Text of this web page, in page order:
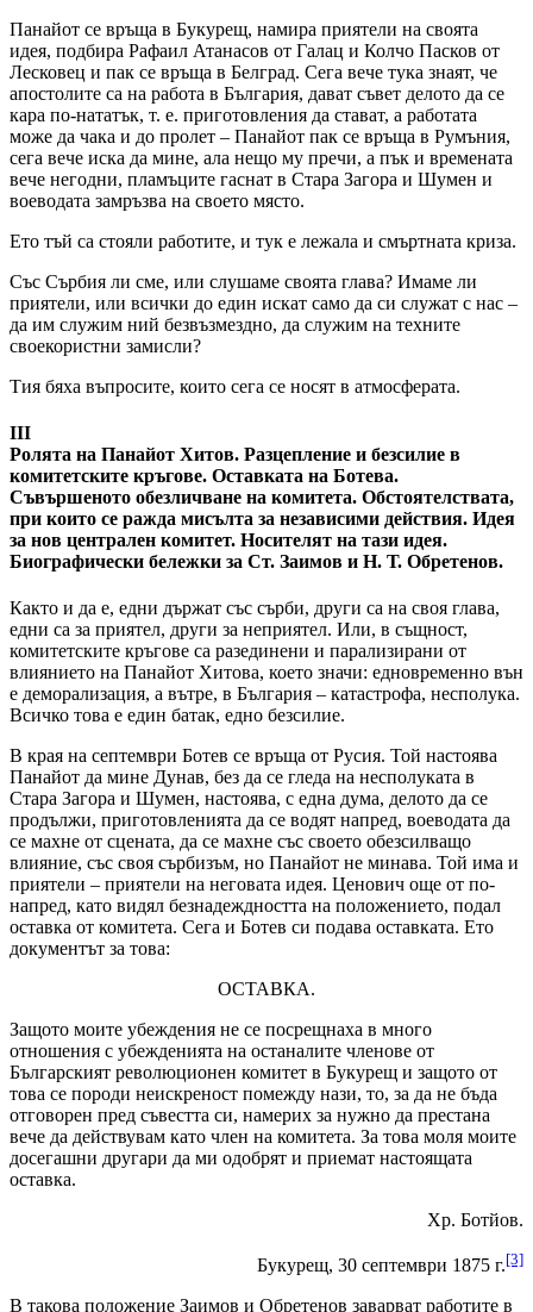
Панайот се връща в Букурещ, намира приятели на своята
идея, подбира Рафаил Атанасов от Галац и Колчо Пасков от
Лесковец и пак се връща в Белград. Сега вече тука знаят, че
апостолите са на работа в България, дават съвет делото да се
кара по-нататък, т. е. приготовления да стават, а работата
може да чака и до пролет – Панайот пак се връща в Румъния,
сега вече иска да мине, ала нещо му пречи, а пък и времената
вече негодни, пламъците гаснат в Стара Загора и Шумен и
воеводата замръзва на своето място.
Ето тъй са стояли работите, и тук е лежала и смъртната криза.
Със Сърбия ли сме, или слушаме своята глава? Имаме ли
приятели, или всички до един искат само да си служат с нас –
да им служим ний безвъзмездно, да служим на техните
своекористни замисли?
Тия бяха въпросите, които сега се носят в атмосферата.
III
Ролята на Панайот Хитов. Разцепление и безсилие в
комитетските кръгове. Оставката на Ботева.
Съвършеното обезличване на комитета. Обстоятелствата,
при които се ражда мисълта за независими действия. Идея
за нов централен комитет. Носителят на тази идея.
Биографически бележки за Ст. Заимов и Н. Т. Обретенов.
Както и да е, едни държат със сърби, други са на своя глава,
едни са за приятел, други за неприятел. Или, в същност,
комитетските кръгове са разединени и парализирани от
влиянието на Панайот Хитова, което значи: едновременно вън
е деморализация, а вътре, в България – катастрофа, несполука.
Всичко това е един батак, едно безсилие.
В края на септември Ботев се връща от Русия. Той настоява
Панайот да мине Дунав, без да се гледа на несполуката в
Стара Загора и Шумен, настоява, с една дума, делото да се
продължи, приготовленията да се водят напред, воеводата да
се махне от сцената, да се махне със своето обезсилващо
влияние, със своя сърбизъм, но Панайот не минава. Той има и
приятели – приятели на неговата идея. Ценович още от по-
напред, като видял безнадеждността на положението, подал
оставка от комитета. Сега и Ботев си подава оставката. Ето
документът за това:
ОСТАВКА.
Защото моите убеждения не се посрещнаха в много
отношения с убежденията на останалите членове от
Българският революционен комитет в Букурещ и защото от
това се породи неискреност помежду нази, то, за да не бъда
отговорен пред съвестта си, намерих за нужно да престана
вече да действувам като член на комитета. За това моля моите
досегашни другари да ми одобрят и приемат настоящата
оставка.
Хр. Ботйов.
Букурещ, 30 септември 1875 г.[3]
В такова положение Заимов и Обретенов заварват работите в